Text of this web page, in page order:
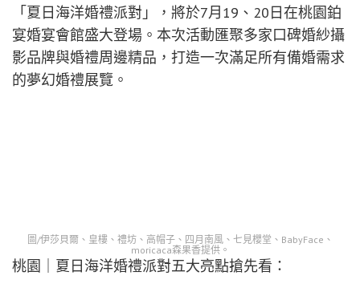
「夏日海洋婚禮派對」，將於7月19、20日在桃園鉑
宴婚宴會館盛大登場。本次活動匯聚多家口碑婚紗攝
影品牌與婚禮周邊精品，打造一次滿足所有備婚需求
的夢幻婚禮展覽。
圖/伊莎貝爾、皇樓、禮坊、高帽子、四月南風、七見櫻堂、BabyFace、
moricaca森果香提供。
桃園｜夏日海洋婚禮派對五大亮點搶先看：